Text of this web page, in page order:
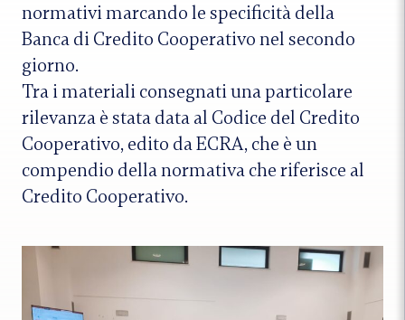
normativi marcando le specificità della
Banca di Credito Cooperativo nel secondo
giorno.
Tra i materiali consegnati una particolare
rilevanza è stata data al Codice del Credito
Cooperativo, edito da ECRA, che è un
compendio della normativa che riferisce al
Credito Cooperativo.